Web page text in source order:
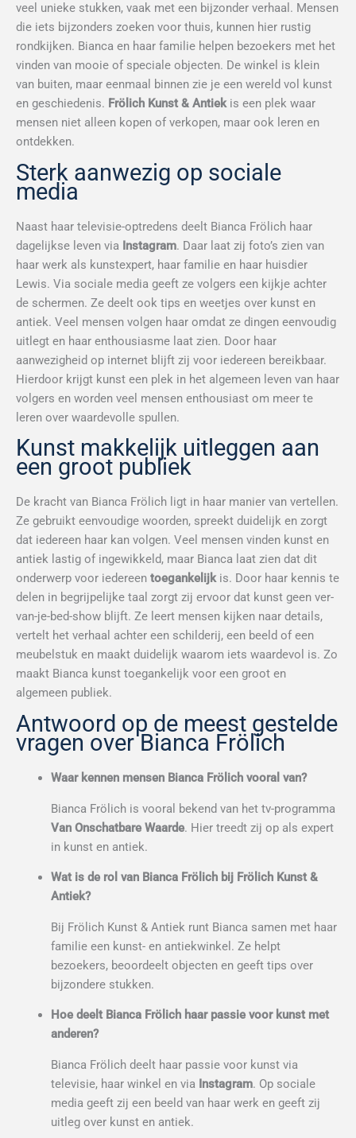
veel unieke stukken, vaak met een bijzonder verhaal. Mensen
die iets bijzonders zoeken voor thuis, kunnen hier rustig
rondkijken. Bianca en haar familie helpen bezoekers met het
vinden van mooie of speciale objecten. De winkel is klein
van buiten, maar eenmaal binnen zie je een wereld vol kunst
en geschiedenis. Frölich Kunst & Antiekis een plek waar
mensen niet alleen kopen of verkopen, maar ook leren en
ontdekken.
Sterk aanwezig op sociale
media
Naast haar televisie-optredens deelt Bianca Frölich haar
dagelijkse leven via Instagram. Daar laat zij foto’s zien van
haar werk als kunstexpert, haar familie en haar huisdier
Lewis. Via sociale media geeft ze volgers een kijkje achter
de schermen. Ze deelt ook tips en weetjes over kunst en
antiek. Veel mensen volgen haar omdat ze dingen eenvoudig
uitlegt en haar enthousiasme laat zien. Door haar
aanwezigheid op internet blijft zij voor iedereen bereikbaar.
Hierdoor krijgt kunst een plek in het algemeen leven van haar
volgers en worden veel mensen enthousiast om meer te
leren over waardevolle spullen.
Kunst makkelijk uitleggen aan
een groot publiek
De kracht van Bianca Frölich ligt in haar manier van vertellen.
Ze gebruikt eenvoudige woorden, spreekt duidelijk en zorgt
dat iedereen haar kan volgen. Veel mensen vinden kunst en
antiek lastig of ingewikkeld, maar Bianca laat zien dat dit
onderwerp voor iedereen toegankelijkis. Door haar kennis te
delen in begrijpelijke taal zorgt zij ervoor dat kunst geen ver-
van-je-bed-show blijft. Ze leert mensen kijken naar details,
vertelt het verhaal achter een schilderij, een beeld of een
meubelstuk en maakt duidelijk waarom iets waardevol is. Zo
maakt Bianca kunst toegankelijk voor een groot en
algemeen publiek.
Antwoord op de meest gestelde
vragen over Bianca Frölich
Waar kennen mensen Bianca Frölich vooral van?
Bianca Frölich is vooral bekend van het tv-programma
Van Onschatbare Waarde. Hier treedt zij op als expert
in kunst en antiek.
Wat is de rol van Bianca Frölich bij Frölich Kunst &
Antiek?
Bij Frölich Kunst & Antiek runt Bianca samen met haar
familie een kunst- en antiekwinkel. Ze helpt
bezoekers, beoordeelt objecten en geeft tips over
bijzondere stukken.
Hoe deelt Bianca Frölich haar passie voor kunst met
anderen?
Bianca Frölich deelt haar passie voor kunst via
televisie, haar winkel en via Instagram. Op sociale
media geeft zij een beeld van haar werk en geeft zij
uitleg over kunst en antiek.